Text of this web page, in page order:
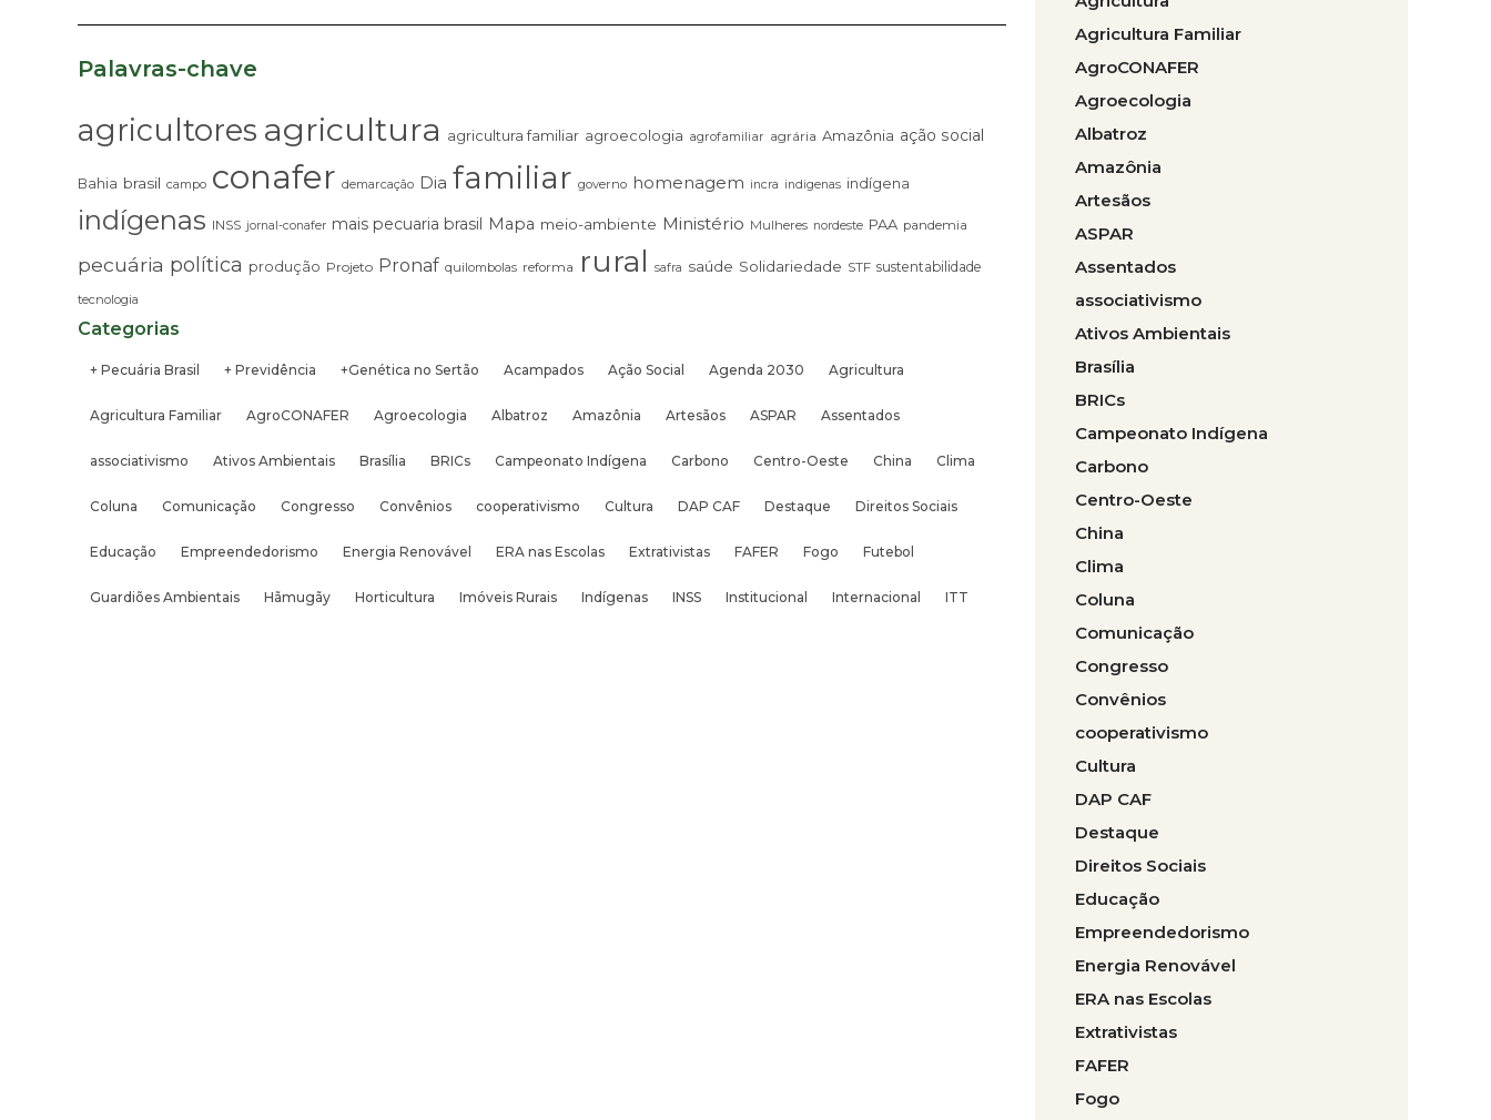
Palavras-chave
agricultores agricultura agricultura familiar agroecologia agrofamiliar agrária Amazônia ação social
Bahia brasil campo conafer demarcação Dia familiar governo homenagem incra indigenas indígena
indígenas INSS jornal-conafer mais pecuaria brasil Mapa meio-ambiente Ministério Mulheres nordeste PAA pandemia
pecuária política produção Projeto Pronaf quilombolas reforma rural safra saúde Solidariedade STF sustentabilidade
tecnologia
Categorias
+ Pecuária Brasil + Previdência +Genética no Sertão Acampados Ação Social Agenda 2030 Agricultura
Agricultura Familiar AgroCONAFER Agroecologia Albatroz Amazônia Artesãos ASPAR Assentados
associativismo Ativos Ambientais Brasília BRICs Campeonato Indígena Carbono Centro-Oeste China Clima
Coluna Comunicação Congresso Convênios cooperativismo Cultura DAP CAF Destaque Direitos Sociais
Educação Empreendedorismo Energia Renovável ERA nas Escolas Extrativistas FAFER Fogo Futebol
Guardiões Ambientais Hãmugãy Horticultura Imóveis Rurais Indígenas INSS Institucional Internacional ITT
Agricultura Familiar
AgroCONAFER
Agroecologia
Albatroz
Amazônia
Artesãos
ASPAR
Assentados
associativismo
Ativos Ambientais
Brasília
BRICs
Campeonato Indígena
Carbono
Centro-Oeste
China
Clima
Coluna
Comunicação
Congresso
Convênios
cooperativismo
Cultura
DAP CAF
Destaque
Direitos Sociais
Educação
Empreendedorismo
Energia Renovável
ERA nas Escolas
Extrativistas
FAFER
Fogo